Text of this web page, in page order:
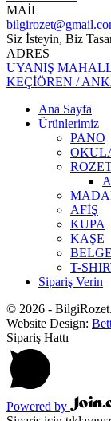
MAİL
Siz İsteyin, Biz
ADRES
UYANIŞ
KEÇİÖREN /
Ana Sayfa
Ürünlerimiz
PANO
AFİŞ
KUPA
KAŞE
BELGE
T-
Sipariş Verin
© 2026 -
Website Design:
Sipariş Hattı
Powered by